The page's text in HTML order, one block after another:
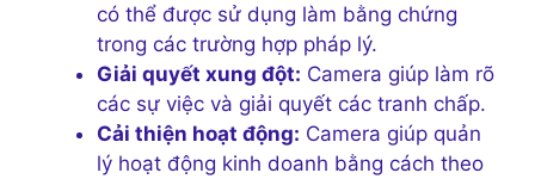
có thể được sử dụng làm bằng chứng
trong các trường hợp pháp lý.
Giải quyết xung đột: Camera giúp làm rõ
các sự việc và giải quyết các tranh chấp.
Cải thiện hoạt động: Camera giúp quản
lý hoạt động kinh doanh bằng cách theo